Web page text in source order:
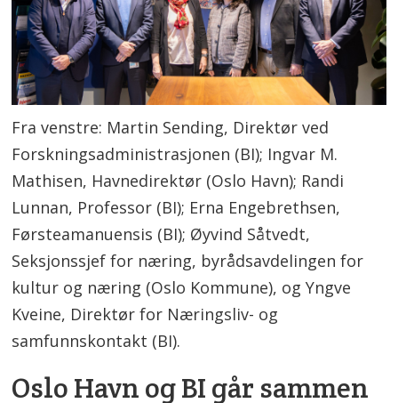
Fra venstre: Martin Sending, Direktør ved
Forskningsadministrasjonen (BI); Ingvar M.
Mathisen, Havnedirektør (Oslo Havn); Randi
Lunnan, Professor (BI); Erna Engebrethsen,
Førsteamanuensis (BI); Øyvind Såtvedt,
Seksjonssjef for næring, byrådsavdelingen for
kultur og næring (Oslo Kommune), og Yngve
Kveine, Direktør for Næringsliv- og
samfunnskontakt (BI).
Oslo Havn og BI går sammen